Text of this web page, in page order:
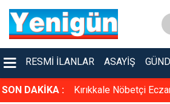
RESMI İLANLAR ASAYIŞ
SON DAKİKA :
Ağustos Kırıkkale Nöbetçi